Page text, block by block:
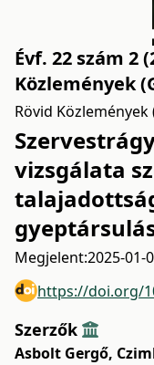
Évf. 22 szám 2
Közlemények
Rövid
vizsgálata
Megjelent:2025-01-
https://doi.org/
Szerzők
Asbolt Gergő,